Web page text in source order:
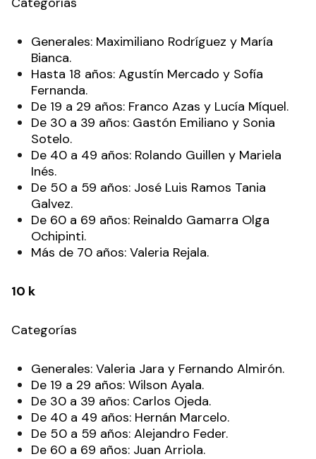
Generales: Maximiliano Rodríguez y María
Bianca.
Hasta 18 años: Agustín Mercado y Sofía
Fernanda.
De 19 a 29 años: Franco Azas y Lucía Míquel.
De 30 a 39 años: Gastón Emiliano y Sonia
Sotelo.
De 40 a 49 años: Rolando Guillen y Mariela
Inés.
De 50 a 59 años: José Luis Ramos Tania
Galvez.
De 60 a 69 años: Reinaldo Gamarra Olga
Ochipinti.
Más de 70 años: Valeria Rejala.
10 k
Categorías
Generales: Valeria Jara y Fernando Almirón.
De 19 a 29 años: Wilson Ayala.
De 30 a 39 años: Carlos Ojeda.
De 40 a 49 años: Hernán Marcelo.
De 50 a 59 años: Alejandro Feder.
De 60 a 69 años: Juan Arriola.